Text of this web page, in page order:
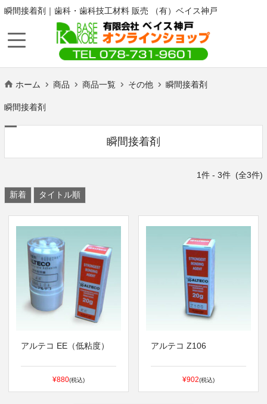
瞬間接着剤｜歯科・歯科技工材料 販売 （有）ベイス神戸
ホーム 商品 商品一覧 その他 瞬間接着剤
瞬間接着剤
瞬間接着剤
1件 -3件 (全3件)
新着 タイトル順
アルテコ EE（低粘度）
¥880(税込)
アルテコ Z106
¥902(税込)